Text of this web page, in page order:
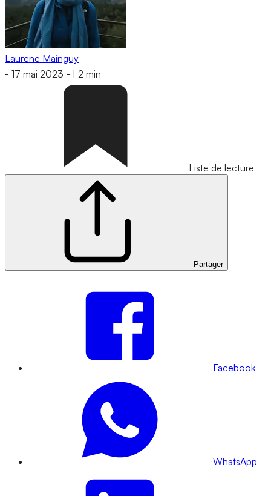
Laurene Mainguy
- 17 mai 2023 - 2 min
Liste de lecture
Partager
Facebook
WhatsApp